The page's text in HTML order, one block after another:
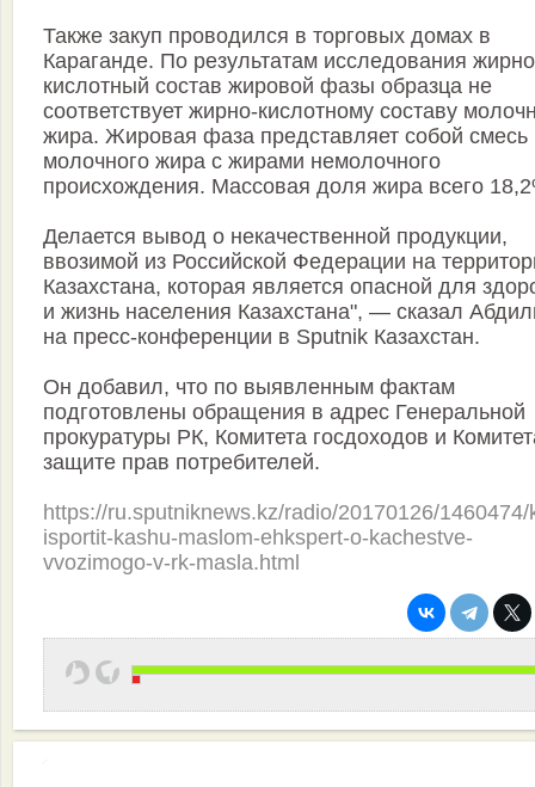
Также закуп проводился в торговых домах в
Караганде. По результатам исследования
кислотный состав жировой фазы образца не
соответствует жирно-кислотному составу
жира. Жировая фаза представляет собой смесь
молочного жира с жирами немолочного
происхождения. Массовая доля жира всего
Делается вывод о некачественной продукции,
ввозимой из Российской Федерации на
Казахстана, которая является опасной для
и жизнь населения Казахстана", — сказал
на пресс-конференции в Sputnik Казахстан.
Он добавил, что по выявленным фактам
подготовлены обращения в адрес Генеральной
прокуратуры РК, Комитета госдоходов и
защите прав потребителей.
https://ru.sputniknews.kz/radio/20170126/1460474/
isportit-kashu-maslom-ehkspert-o-kachestve-
vvozimogo-v-rk-masla.html